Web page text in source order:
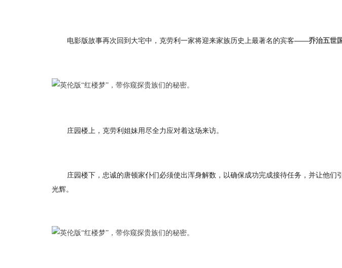
电影版故事再次回到大宅中，克劳利一家将迎来家族历史上最著名的宾客——乔治五世
庄园楼上，克劳利姐妹用尽全力应对着这场来访。
庄园楼下，忠诚的唐顿家仆们必须使出浑身解数，以确保成功完成接待任务，并让他们
光辉。